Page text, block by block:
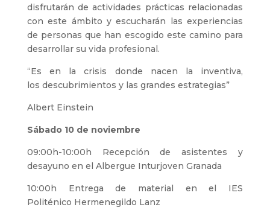
disfrutarán de actividades prácticas relacionadas
con este ámbito y escucharán las experiencias
de personas que han escogido este camino para
desarrollar su vida profesional.
“Es en la crisis donde nacen la inventiva,
los descubrimientos y las grandes estrategias”
Albert Einstein
Sábado 10 de noviembre
09:00h-10:00h Recepción de asistentes y
desayuno en el Albergue Inturjoven Granada
10:00h Entrega de material en el IES
Politénico Hermenegildo Lanz